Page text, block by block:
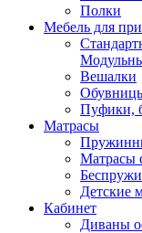
Полки
Мебель для
Вешалки
Пуфики,
Матрасы
Матрасы
Детские
Кабинет
Диваны